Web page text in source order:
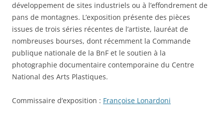
développement de sites industriels ou à l’effondrement de
pans de montagnes. L’exposition présente des pièces
issues de trois séries récentes de l’artiste, lauréat de
nombreuses bourses, dont récemment la Commande
publique nationale de la BnF et le soutien à la
photographie documentaire contemporaine du Centre
National des Arts Plastiques.
Commissaire d’exposition : Françoise Lonardoni